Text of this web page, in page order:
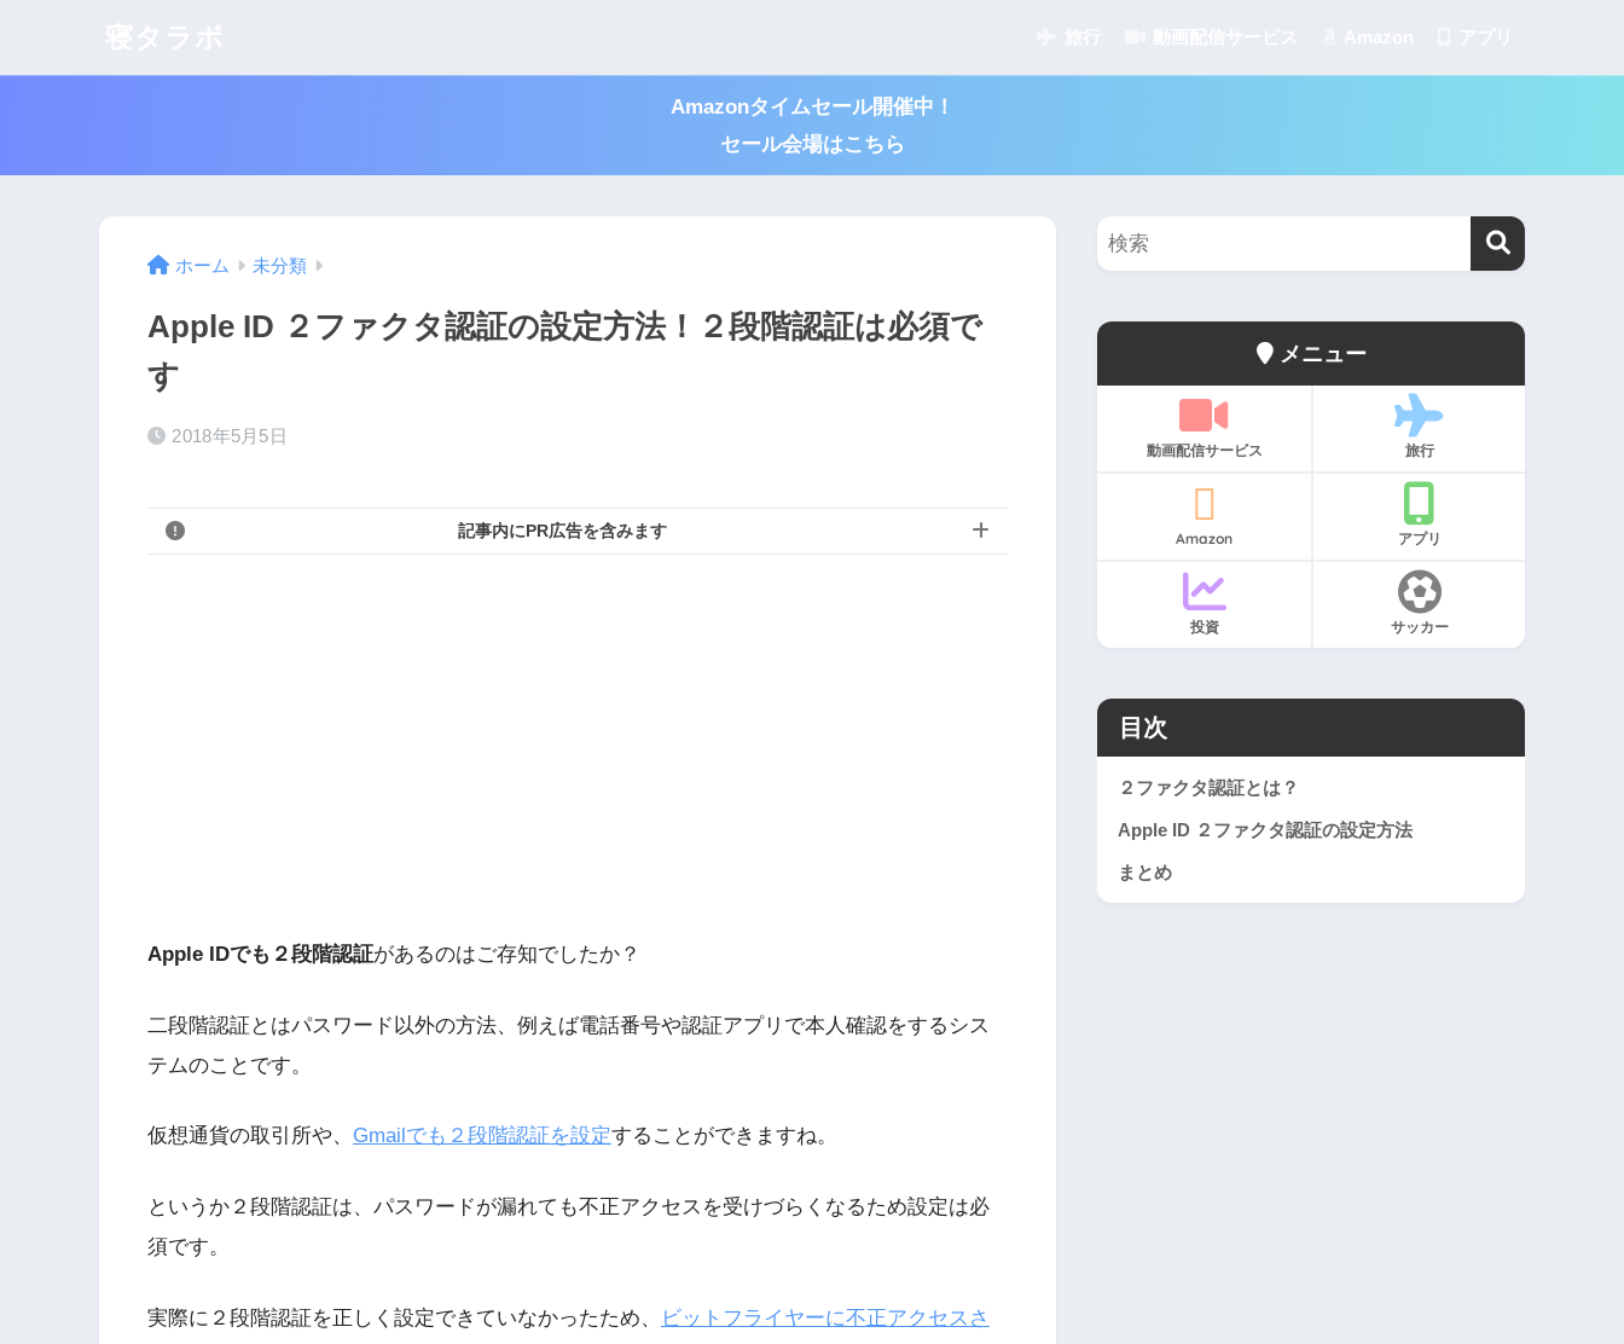
Amazonタイムセール開催中！
セール会場はこちら
ホーム 未分類
Apple ID ２ファクタ認証の設定方法！２段階認証は必須で
す
2018年5月5日
記事内にPR広告を含みます
Apple IDでも２段階認証があるのはご存知でしたか？
二段階認証とはパスワード以外の方法、例えば電話番号や認証アプリで本人確認をするシス
テムのことです。
仮想通貨の取引所や、 Gmailでも２段階認証を設定することができますね。
というか２段階認証は、パスワードが漏れても不正アクセスを受けづらくなるため設定は必
須です。
実際に２段階認証を正しく設定できていなかったため、
ビットフライヤーに不正アクセスさ
メニュー
動画配信サービス 旅行
Amazon アプリ
投資 サッカー
目次
２ファクタ認証とは？
Apple ID ２ファクタ認証の設定方法
まとめ